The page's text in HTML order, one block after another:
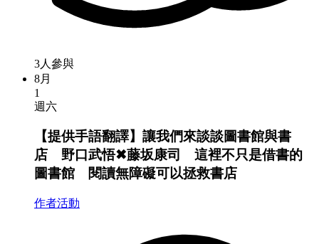
3人參與
8月
1
週六
【提供手語翻譯】讓我們來談談圖書館與書
店 野口武悟✖︎藤坂康司 這裡不只是借書的
圖書館 閱讀無障礙可以拯救書店
作者活動